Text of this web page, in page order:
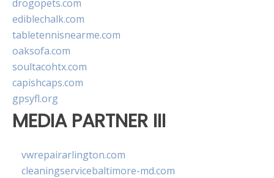
drogopets.com
ediblechalk.com
tabletennisnearme.com
oaksofa.com
soultacohtx.com
capishcaps.com
gpsyfl.org
MEDIA PARTNER III
vwrepairarlington.com
cleaningservicebaltimore-md.com